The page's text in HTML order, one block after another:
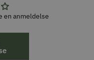
en anmeldelse